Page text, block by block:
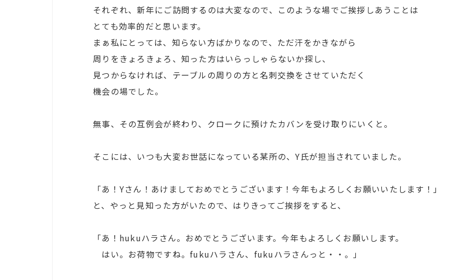
それぞれ、新年にご訪問するのは大変なので、このような場でご挨拶しあうことは
とても効率的だと思います。
まぁ私にとっては、知らない方ばかりなので、ただ汗をかきながら
周りをきょろきょろ、知った方はいらっしゃらないか探し、
見つからなければ、テーブルの周りの方と名刺交換をさせていただく
機会の場でした。
無事、その互例会が終わり、クロークに預けたカバンを受け取りにいくと。
そこには、いつも大変お世話になっている某所の、Y氏が担当されていました。
「あ！Yさん！あけましておめでとうございます！今年もよろしくお願いいたします！」
と、やっと見知った方がいたので、はりきってご挨拶をすると、
「あ！hukuハラさん。おめでとうございます。今年もよろしくお願いします。
はい。お荷物ですね。fukuハラさん、fukuハラさんっと・・。」